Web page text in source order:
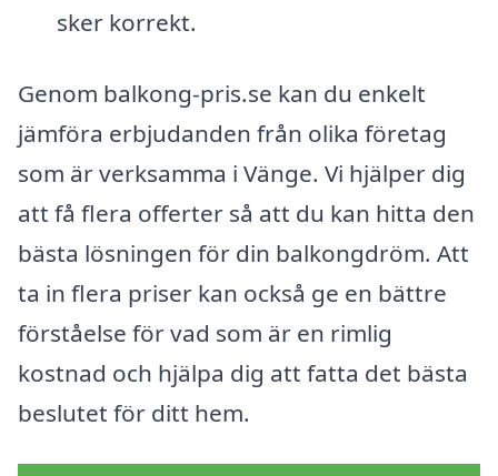
sker korrekt.
Genom balkong-pris.se kan du enkelt
jämföra erbjudanden från olika företag
som är verksamma i Vänge. Vi hjälper dig
att få flera offerter så att du kan hitta den
bästa lösningen för din balkongdröm. Att
ta in flera priser kan också ge en bättre
förståelse för vad som är en rimlig
kostnad och hjälpa dig att fatta det bästa
beslutet för ditt hem.